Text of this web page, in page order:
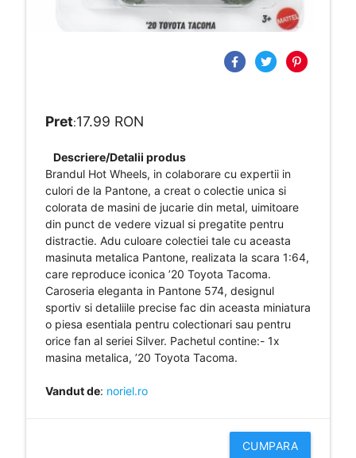
Pret:17.99 RON
Descriere/Detalii produs
Brandul Hot Wheels, in colaborare cu expertii in
culori de la Pantone, a creat o colectie unica si
colorata de masini de jucarie din metal, uimitoare
din punct de vedere vizual si pregatite pentru
distractie. Adu culoare colectiei tale cu aceasta
masinuta metalica Pantone, realizata la scara 1:64,
care reproduce iconica ’20 Toyota Tacoma.
Caroseria eleganta in Pantone 574, designul
sportiv si detaliile precise fac din aceasta miniatura
o piesa esentiala pentru colectionari sau pentru
orice fan al seriei Silver. Pachetul contine:- 1x
masina metalica, ’20 Toyota Tacoma.
Vandut de: noriel.ro
CUMPARA